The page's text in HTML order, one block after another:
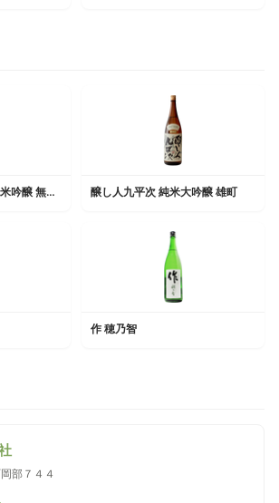
鳳凰美田 初しぼり 純米吟醸 無濾過本生 醸し人九平次 純米大吟醸 雄町
作 穂乃智
部７４４